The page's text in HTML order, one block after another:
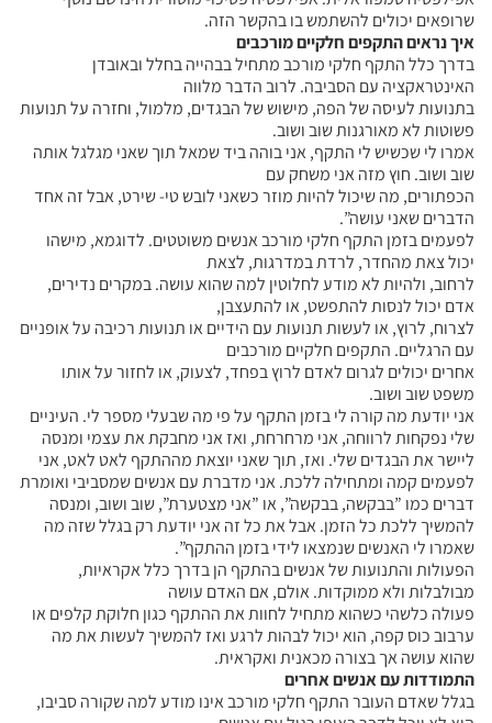
שרופאים יכולים להשתמש בו בהקשר הזה.
איך נראים התקפים חלקיים מורכבים
בדרך כלל התקף חלקי מורכב מתחיל בבהייה בחלל ובאובדן
האינטראקציה עם הסביבה. לרוב הדבר מלווה
בתנועות לעיסה של הפה, מישוש של הבגדים, מלמול, וחזרה על תנועות
פשוטות לא מאורגנות שוב ושוב.
אמרו לי שכשיש לי התקף, אני בוהה ביד שמאל תוך שאני מגלגל אותה
שוב ושוב. חוץ מזה אני משחק עם
הכפתורים, מה שיכול להיות מוזר כשאני לובש טי- שירט, אבל זה אחד
הדברים שאני עושה”.
לפעמים בזמן התקף חלקי מורכב אנשים משוטטים. לדוגמא, מישהו
יכול צאת מהחדר, לרדת במדרגות, לצאת
לרחוב, ולהיות לא מודע לחלוטין למה שהוא עושה. במקרים נדירים,
אדם יכול לנסות להתפשט, או להתעצבן,
לצרוח, לרוץ, או לעשות תנועות עם הידיים או תנועות רכיבה על אופניים
עם הרגליים. התקפים חלקיים מורכבים
אחרים יכולים לגרום לאדם לרוץ בפחד, לצעוק, או לחזור על אותו
משפט שוב ושוב.
אני יודעת מה קורה לי בזמן התקף על פי מה שבעלי מספר לי. העיניים
שלי נפקחות לרווחה, אני מרחרחת, ואז אני מחבקת את עצמי ומנסה
ליישר את הבגדים שלי. ואז, תוך שאני יוצאת מההתקף לאט לאט, אני
לפעמים קמה ומתחילה ללכת. אני מדברת עם אנשים שמסביבי ואומרת
דברים כמו ”בבקשה, בבקשה”, או ”אני מצטערת”, שוב ושוב, ומנסה
להמשיך ללכת כל הזמן. אבל את כל זה אני יודעת רק בגלל שזה מה
שאמרו לי האנשים שנמצאו לידי בזמן ההתקף”.
הפעולות והתנועות של אנשים בהתקף הן בדרך כלל אקראיות,
מבולבלות ולא ממוקדות. אולם, אם האדם עושה
פעולה כלשהי כשהוא מתחיל לחוות את ההתקף כגון חלוקת קלפים או
ערבוב כוס קפה, הוא יכול לבהות לרגע ואז להמשיך לעשות את מה
שהוא עושה אך בצורה מכאנית ואקראית.
התמודדות עם אנשים אחרים
בגלל שאדם העובר התקף חלקי מורכב אינו מודע למה שקורה סביבו,